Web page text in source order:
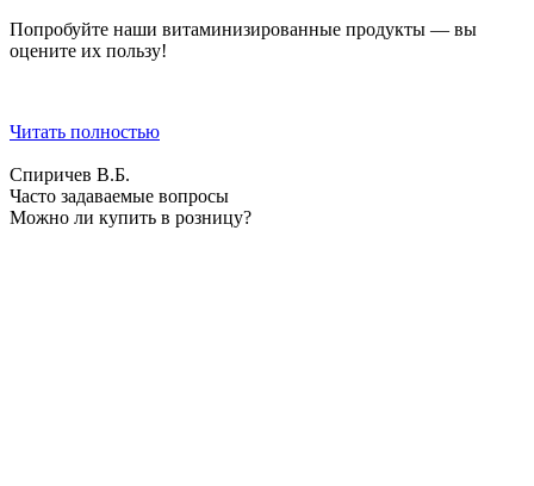
Попробуйте наши витаминизированные продукты — вы
оцените их пользу!
Читать полностью
Спиричев В.Б.
Часто задаваемые вопросы
Можно ли купить в розницу?